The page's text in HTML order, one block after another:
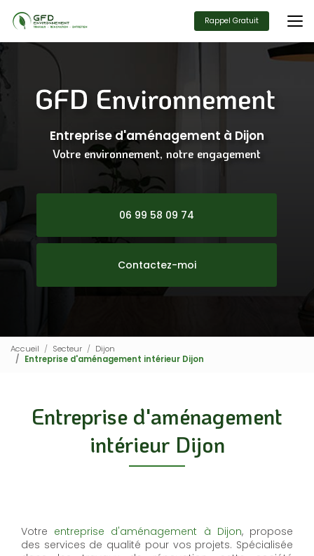
au
contenu
principal
Rappel Gratuit
Entreprise d'aménagement à Dijon
Votre environnement, notre engagement
06 99 58 09 74
Contactez-moi
Accueil Secteur
Dijon
Entreprise d'aménagement intérieur Dijon
Entreprise d'aménagement
intérieur Dijon
Votre entreprise d'aménagement à Dijon, propose
des services de qualité pour vos projets. Spécialisée